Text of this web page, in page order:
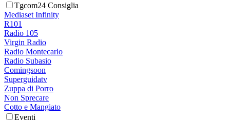
Tgcom24 Consiglia
Mediaset Infinity
R101
Radio 105
Virgin Radio
Radio Montecarlo
Radio Subasio
Comingsoon
Superguidatv
Zuppa di Porro
Non Sprecare
Cotto e Mangiato
Eventi